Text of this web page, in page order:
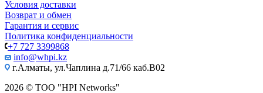
Условия доставки
Возврат и обмен
Гарантия и сервис
Политика конфиденциальности
+7 727 3399868
info@whpi.kz
г.Алматы, ул.Чаплина д.71/66 каб.B02
2026 © ТОО "HPI Networks"